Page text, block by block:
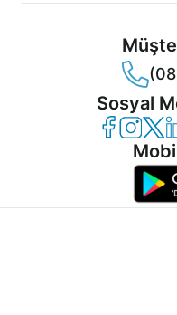
Sosyal
Casper
Casper